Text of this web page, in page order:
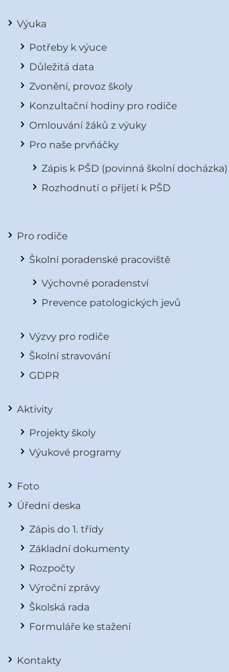
Výuka
Potřeby k výuce
Důležitá data
Zvonění, provoz školy
Konzultační hodiny pro rodiče
Omlouvání žáků z výuky
Pro naše prvňáčky
Zápis k PŠD (povinná školní docházka)
Rozhodnutí o přijetí k PŠD
Pro rodiče
Školní poradenské pracoviště
Výchovné poradenství
Prevence patologických jevů
Výzvy pro rodiče
Školní stravování
GDPR
Aktivity
Projekty školy
Výukové programy
Foto
Úřední deska
Zápis do 1. třídy
Základní dokumenty
Rozpočty
Výroční zprávy
Školská rada
Formuláře ke stažení
Kontakty